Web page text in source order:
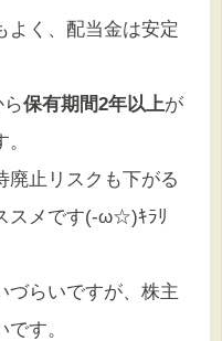
よく、配当金は安定
保有期間2年以上が
廃止リスクも下がる
スメです(-ω☆)ｷﾗﾘ
づらいですが、株主
す。